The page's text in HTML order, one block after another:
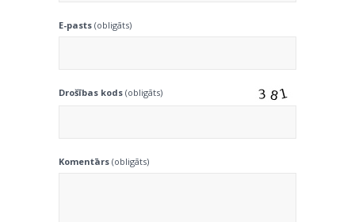
E-pasts (obligāts)
Drošības kods (obligāts)
Komentārs (obligāts)